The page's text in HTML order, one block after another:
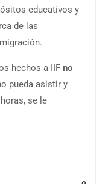
educativos y
de las
hechos a IIF no
pueda asistir y
se le